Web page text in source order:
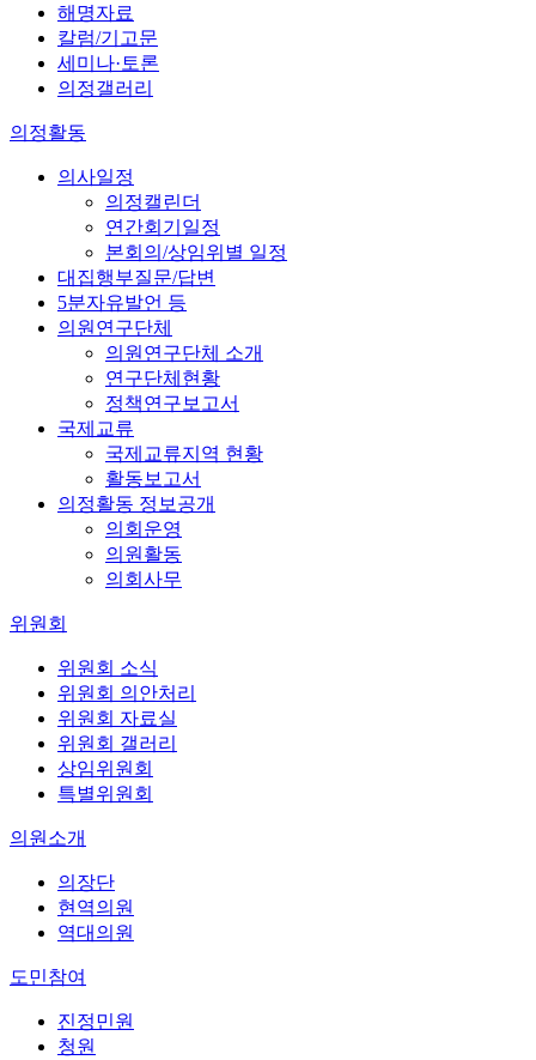
해명자료
칼럼/기고문
세미나·토론
의정갤러리
의정활동
의사일정
의정캘린더
연간회기일정
본회의/상임위별 일정
대집행부질문/답변
5분자유발언 등
의원연구단체
의원연구단체 소개
연구단체현황
정책연구보고서
국제교류
국제교류지역 현황
활동보고서
의정활동 정보공개
의회운영
의원활동
의회사무
위원회
위원회 소식
위원회 의안처리
위원회 자료실
위원회 갤러리
상임위원회
특별위원회
의원소개
의장단
현역의원
역대의원
도민참여
진정민원
청원